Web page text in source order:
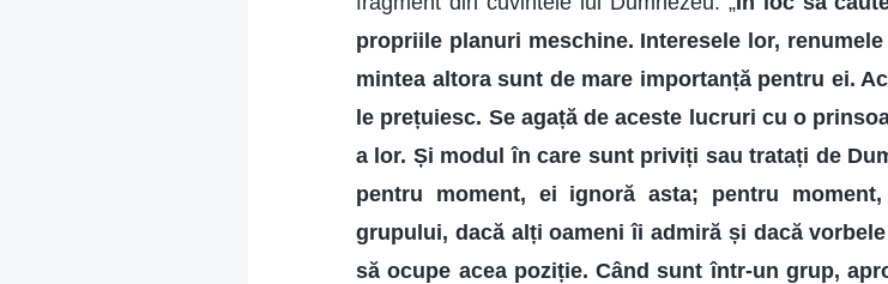
propriile planuri meschine. Interesele lor,
mintea altora sunt de mare importanță pentru ei.
le prețuiesc. Se agață de aceste lucruri cu o
a lor. Și modul în care sunt priviți sau tratați de
pentru moment, ei ignoră asta; pentru
grupului, dacă alți oameni îi admiră și dacă
să ocupe acea poziție. Când sunt într-un grup,